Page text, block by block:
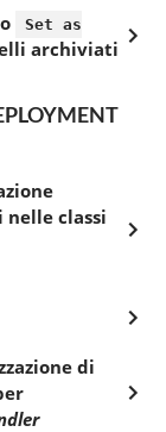
Set as
archiviati
classi
di